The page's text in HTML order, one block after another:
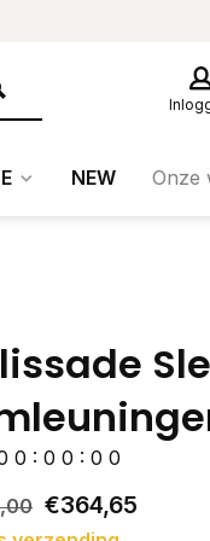
NEW Onze
0 : 0 0 : 0 0
€364,65